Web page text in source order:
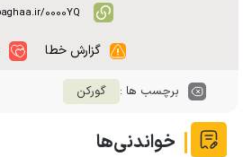
گزارش خطا
برچسب ها : گورکن
خواندنی‌ها